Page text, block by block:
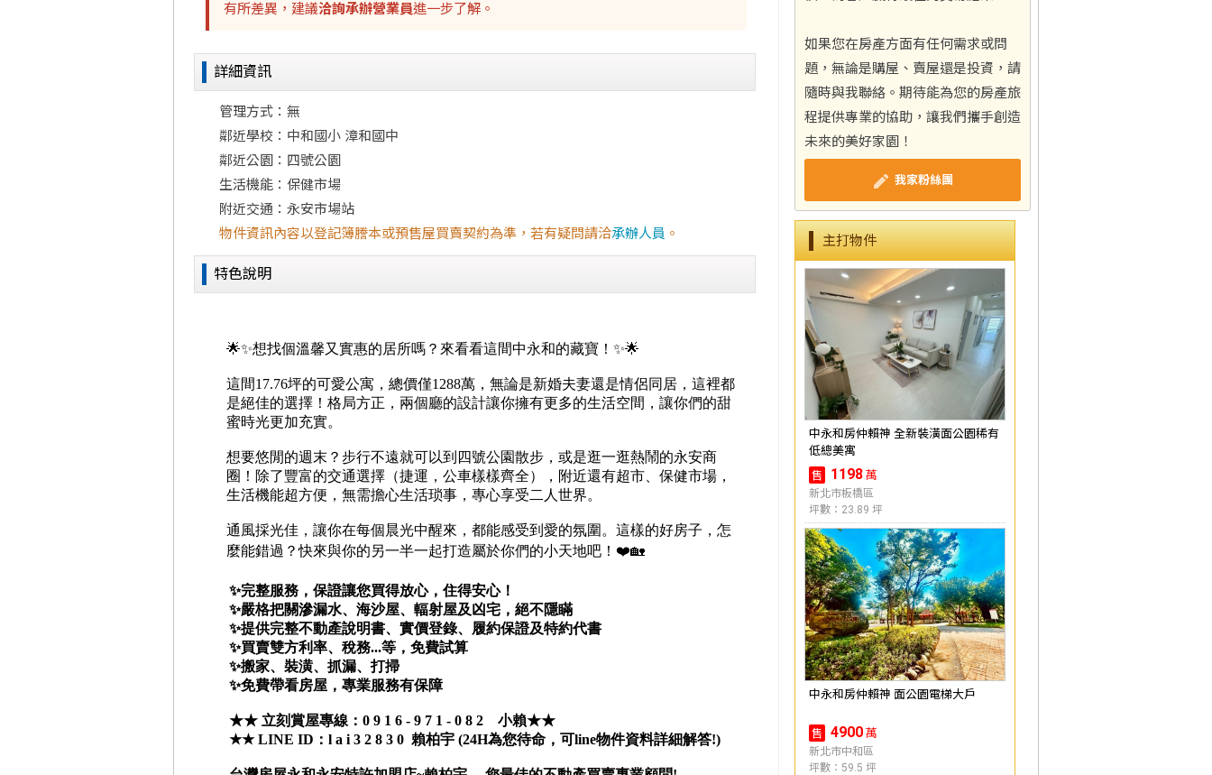
有所差異，建議洽詢承辦營業員進一步了解。
詳細資訊
管理方式：無
鄰近學校：中和國小 漳和國中
鄰近公園：四號公園
生活機能：保健市場
附近交通：永安市場站
物件資訊內容以登記簿謄本或預售屋買賣契約為準，若有疑問請洽承辦人員 。
特色說明
如果您在房產方面有任何需求或問
題，無論是購屋、賣屋還是投資，請
隨時與我聯絡。期待能為您的房產旅
程提供專業的協助，讓我們攜手創造
未來的美好家園！
我家粉絲團
主打物件
中永和房仲賴神 全新裝潢面公園稀有
低總美寓
售 1198 萬
新北市板橋區
坪數：23.89 坪
中永和房仲賴神 面公園電梯大戶
售 4900 萬
新北市中和區
坪數：59.5 坪